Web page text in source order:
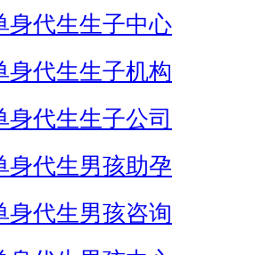
身代生生子中心
身代生生子机构
身代生生子公司
身代生男孩助孕
身代生男孩咨询